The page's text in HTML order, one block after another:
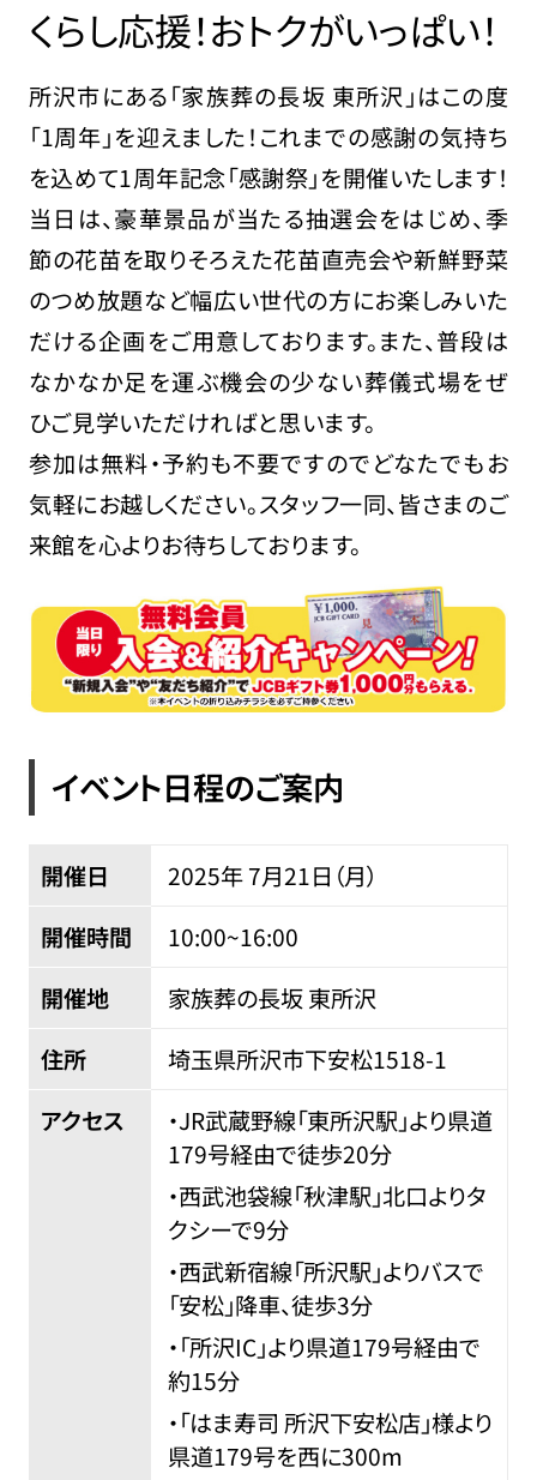
くらし応援！おトクがいっぱい！
所沢市にある「家族葬の長坂 東所沢」はこの度
「1周年」を迎えました！これまでの感謝の気持ち
を込めて1周年記念「感謝祭」を開催いたします！
当日は、豪華景品が当たる抽選会をはじめ、季
節の花苗を取りそろえた花苗直売会や新鮮野菜
のつめ放題など幅広い世代の方にお楽しみいた
だける企画をご用意しております。また、普段は
なかなか足を運ぶ機会の少ない葬儀式場をぜ
ひご見学いただければと思います。
参加は無料・予約も不要ですのでどなたでもお
気軽にお越しください。スタッフ一同、皆さまのご
来館を心よりお待ちしております。
イベント日程のご案内
開催日 2025年 7月21日（月）
開催時間
10:00~16:00
開催地
家族葬の長坂 東所沢
住所
埼玉県所沢市下安松1518-1
アクセス
・JR武蔵野線「東所沢駅」より県道
179号経由で徒歩20分
・西武池袋線「秋津駅」北口よりタ
クシーで9分
・西武新宿線「所沢駅」よりバスで
「安松」降車、徒歩3分
・「所沢IC」より県道179号経由で
約15分
・「はま寿司 所沢下安松店」様より
県道179号を西に300m